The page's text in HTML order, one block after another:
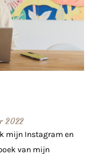
2022
mijn Instagram en
van mijn